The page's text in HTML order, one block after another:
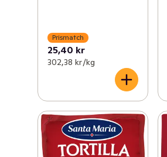
Prismatch
25,40 kr
302,38 kr /kg